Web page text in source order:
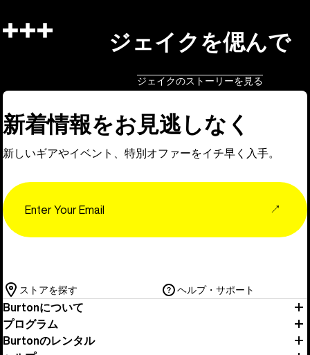
ジェイクを偲んで
ジェイクのストーリーを見る
新着情報をお見逃しなく
新しいギアやイベント、特別オファーをイチ早く入手。
↗
ストアを探す ヘルプ・サポート
Burtonについて
プログラム
Burtonのレンタル